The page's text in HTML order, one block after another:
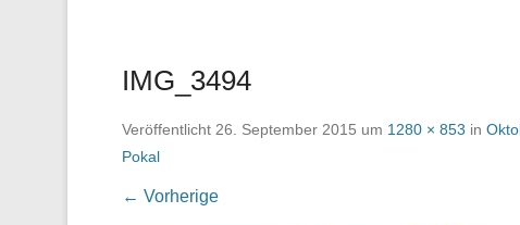
IMG_3494
Veröffentlicht 26. September 2015 um 1280 × 853 in
Pokal
← Vorherige